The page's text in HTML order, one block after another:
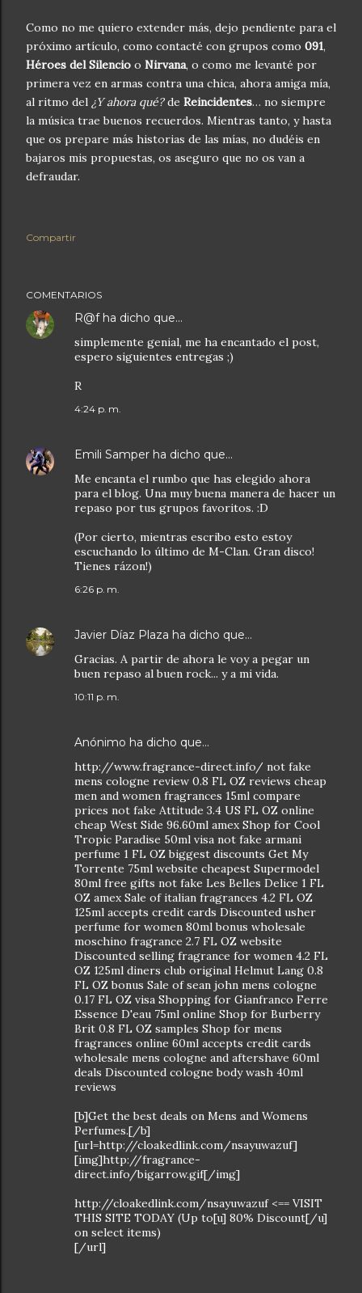
Como no me quiero extender más, dejo pendiente para el
próximo artículo, como contacté con grupos como 091,
Héroes del Silencio o Nirvana, o como me levanté por
primera vez en armas contra una chica, ahora amiga mía,
al ritmo del ¿Y ahora qué?de Reincidentes… no siempre
la música trae buenos recuerdos. Mientras tanto, y hasta
que os prepare más historias de las mías, no dudéis en
bajaros mis propuestas, os aseguro que no os van a
defraudar.
Compartir
COMENTARIOS
R@fha dicho que…
simplemente genial, me ha encantado el post,
espero siguientes entregas ;)
R
4:24 p. m.
Emili Samper ha dicho que…
Me encanta el rumbo que has elegido ahora
para el blog. Una muy buena manera de hacer un
repaso por tus grupos favoritos. :D
(Por cierto, mientras escribo esto estoy
escuchando lo último de M-Clan. Gran disco!
Tienes rázon!)
6:26 p. m.
Javier Díaz Plaza ha dicho que…
Gracias. A partir de ahora le voy a pegar un
buen repaso al buen rock... y a mi vida.
10:11 p. m.
Anónimo ha dicho que…
http://www.fragrance-direct.info/ not fake
mens cologne review 0.8 FL OZ reviews cheap
men and women fragrances 15ml compare
prices not fake Attitude 3.4 US FL OZ online
cheap West Side 96.60ml amex Shop for Cool
Tropic Paradise 50ml visa not fake armani
perfume 1 FL OZ biggest discounts Get My
Torrente 75ml website cheapest Supermodel
80ml free gifts not fake Les Belles Delice 1 FL
OZ amex Sale of italian fragrances 4.2 FL OZ
125ml accepts credit cards Discounted usher
perfume for women 80ml bonus wholesale
moschino fragrance 2.7 FL OZ website
Discounted selling fragrance for women 4.2 FL
OZ 125ml diners club original Helmut Lang 0.8
FL OZ bonus Sale of sean john mens cologne
0.17 FL OZ visa Shopping for Gianfranco Ferre
Essence D'eau 75ml online Shop for Burberry
Brit 0.8 FL OZ samples Shop for mens
fragrances online 60ml accepts credit cards
wholesale mens cologne and aftershave 60ml
deals Discounted cologne body wash 40ml
reviews
[b]Get the best deals on Mens and Womens
Perfumes.[/b]
[url=http://cloakedlink.com/nsayuwazuf]
[img]http://fragrance-
direct.info/bigarrow.gif[/img]
http://cloakedlink.com/nsayuwazuf <== VISIT
THIS SITE TODAY (Up to[u] 80% Discount[/u]
on select items)
[/url]